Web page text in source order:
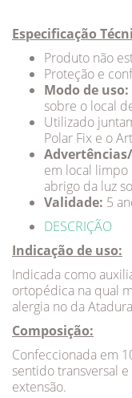
Especificação
Produto não
Proteção e
Modo de uso:
sobre o local
Utilizado
Polar Fix e o
em local limpo
abrigo da luz
Validade: 5
DESCRIÇÃO
Indicação de uso:
Indicada como
ortopédica na qual
alergia no da
Composição:
Confeccionada em
sentido transversal
extensão.